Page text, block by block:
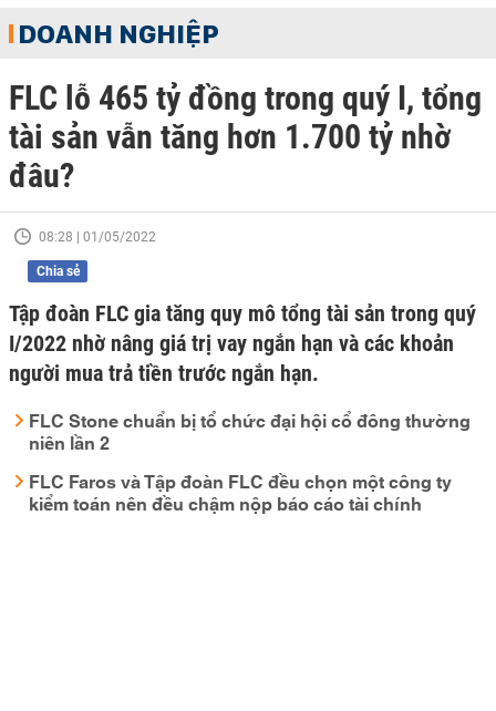
DOANH NGHIỆP
FLC lỗ 465 tỷ đồng trong quý I, tổng
tài sản vẫn tăng hơn 1.700 tỷ nhờ
đâu?
08:28 | 01/05/2022
Chia sẻ
Tập đoàn FLC gia tăng quy mô tổng tài sản trong quý
I/2022 nhờ nâng giá trị vay ngắn hạn và các khoản
người mua trả tiền trước ngắn hạn.
FLC Stone chuẩn bị tổ chức đại hội cổ đông thường
niên lần 2
FLC Faros và Tập đoàn FLC đều chọn một công ty
kiểm toán nên đều chậm nộp báo cáo tài chính